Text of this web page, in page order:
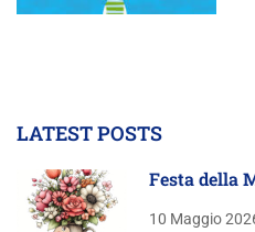
LATEST POSTS
Festa della
10 Maggio